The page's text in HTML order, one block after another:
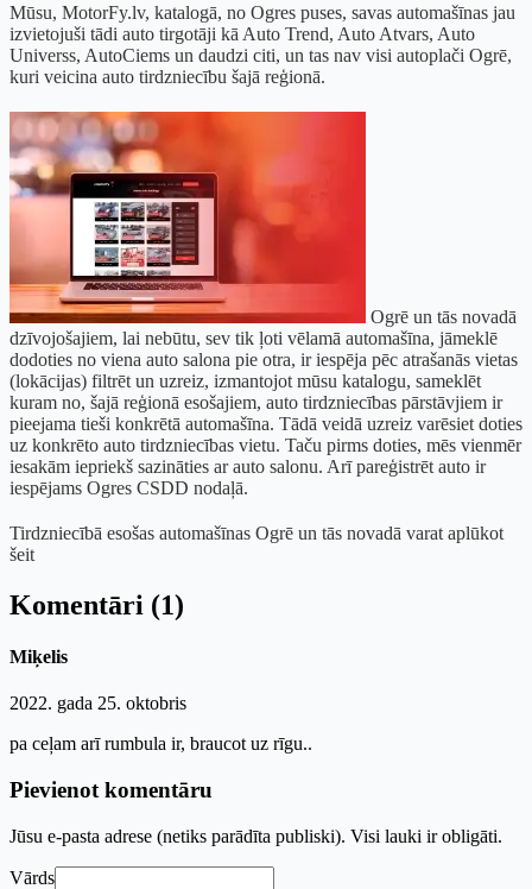
Mūsu, MotorFy.lv, katalogā, no Ogres puses, savas automašīnas jau
izvietojuši tādi auto tirgotāji kā Auto Trend, Auto Atvars, Auto
Universs, AutoCiems un daudzi citi, un tas nav visi autoplači Ogrē,
kuri veicina auto tirdzniecību šajā reģionā.
Ogrē un tās novadā
dzīvojošajiem, lai nebūtu, sev tik ļoti vēlamā automašīna, jāmeklē
dodoties no viena auto salona pie otra, ir iespēja pēc atrašanās vietas
(lokācijas) filtrēt un uzreiz, izmantojot mūsu katalogu, sameklēt
kuram no, šajā reģionā esošajiem, auto tirdzniecības pārstāvjiem ir
pieejama tieši konkrētā automašīna. Tādā veidā uzreiz varēsiet doties
uz konkrēto auto tirdzniecības vietu. Taču pirms doties, mēs vienmēr
iesakām iepriekš sazināties ar auto salonu. Arī pareģistrēt auto ir
iespējams Ogres CSDD nodaļā.
Tirdzniecībā esošas automašīnas Ogrē un tās novadā varat aplūkot
šeit
Komentāri (1)
Miķelis
2022. gada 25. oktobris
pa ceļam arī rumbula ir, braucot uz rīgu..
Pievienot komentāru
Jūsu e-pasta adrese (netiks parādīta publiski). Visi lauki ir obligāti.
Vārds